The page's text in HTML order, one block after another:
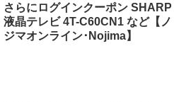
さらにログインクーポン SHARP
液晶テレビ 4T-C60CN1 など【ノ
ジマオンライン･Nojima】